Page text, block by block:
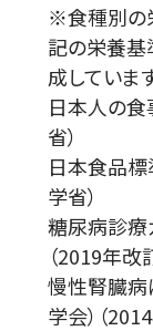
※食種別の
記の栄養基
成していま
日本人の
省）
日本食品標
学省）
糖尿病診療
（2019年改
慢性腎臓病
学会）（